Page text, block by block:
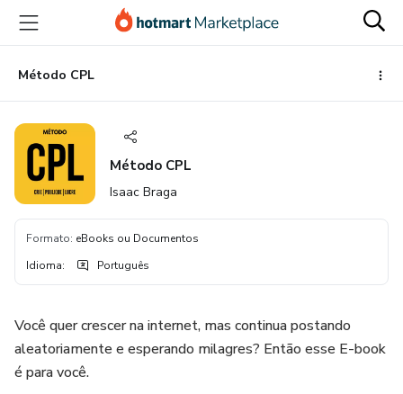
para
conteúdo
principal
para
pagamento
para
rodapéMétodo CPL
Método CPL
Isaac Braga
Formato: eBooks ou Documentos
Idioma: Português
Você quer crescer na internet, mas continua postando
aleatoriamente e esperando milagres? Então esse E-book
é para você.